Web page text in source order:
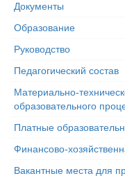
Документы
Образование
Руководство
Педагогический состав
Материально-
образовательного
Платные
Финансово-
Вакантные места для